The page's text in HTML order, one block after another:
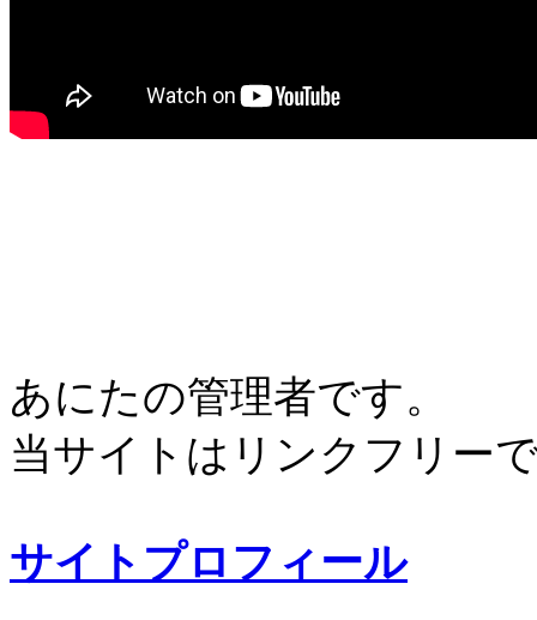
あにたの管理者です。
当サイトはリンクフリー
サイトプロフィール